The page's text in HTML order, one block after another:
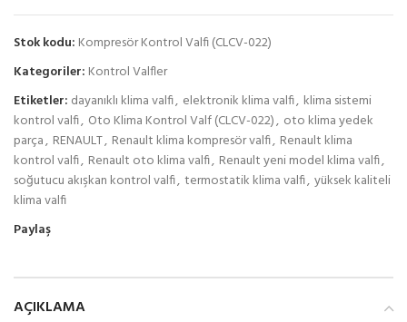
Stok kodu: Kompresör Kontrol Valfi (CLCV-022)
Kategoriler: Kontrol Valfler
Etiketler: dayanıklı klima valfi, elektronik klima valfi, klima sistemi
kontrol valfi, Oto Klima Kontrol Valf (CLCV-022), oto klima yedek
parça, RENAULT, Renault klima kompresör valfi, Renault klima
kontrol valfi, Renault oto klima valfi, Renault yeni model klima valfi,
soğutucu akışkan kontrol valfi, termostatik klima valfi, yüksek kaliteli
klima valfi
Paylaş
AÇIKLAMA